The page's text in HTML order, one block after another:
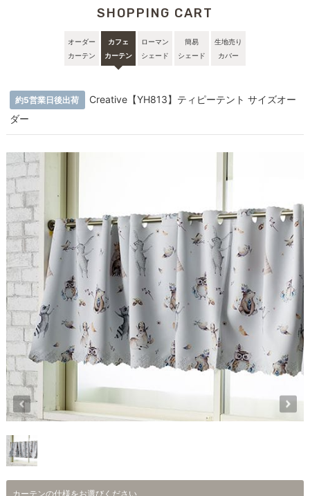
SHOPPING CART
オーダー
カーテン
カフェ
カーテン
ローマン
シェード
簡易
シェード
生地売り
カバー
約5営業日後出荷
Creative【YH813】ティピーテント サイズオー
ダー
カーテンの仕様をお選びください